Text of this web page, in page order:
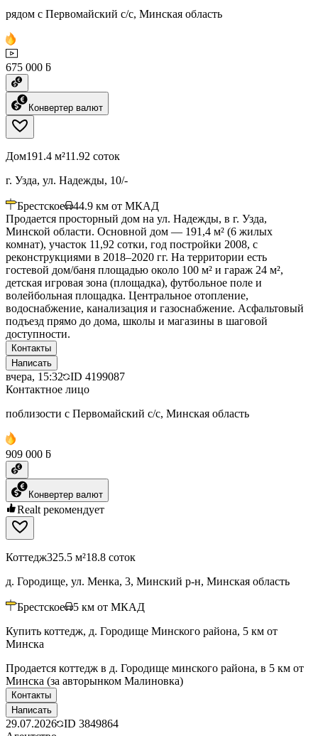
рядом с Первомайский с/с, Минская область
675 000 ƃ
Конвертер валют
Дом191.4 м²11.92 соток
г. Узда, ул. Надежды, 10/-
Брестское 44.9 км от МКАД
Продается просторный дом на ул. Надежды, в г. Узда,
Минской области. Основной дом — 191,4 м² (6 жилых
комнат), участок 11,92 сотки, год постройки 2008, с
реконструкциями в 2018–2020 гг. На территории есть
гостевой дом/баня площадью около 100 м² и гараж 24 м²,
детская игровая зона (площадка), футбольное поле и
волейбольная площадка. Центральное отопление,
водоснабжение, канализация и газоснабжение. Асфальтовый
подъезд прямо до дома, школы и магазины в шаговой
доступности.
Контакты
Написать
вчера, 15:32 ID 4199087
Контактное лицо
поблизости с Первомайский с/с, Минская область
909 000 ƃ
Конвертер валют
Realt рекомендует
Коттедж325.5 м²18.8 соток
д. Городище, ул. Менка, 3, Минский р-н, Минская область
Брестское 5 км от МКАД
Купить коттедж, д. Городище Минского района, 5 км от
Минска
Продается коттедж в д. Городище минского района, в 5 км от
Минска (за авторынком Малиновка)
Контакты
Написать
29.07.2026 ID 3849864